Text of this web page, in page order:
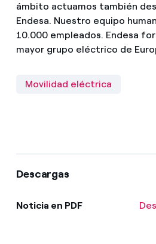
ámbito actuamos también
Endesa. Nuestro equipo
10.000 empleados. Endesa
mayor grupo eléctrico de
Movilidad eléctrica
Descargas
Noticia en PDF